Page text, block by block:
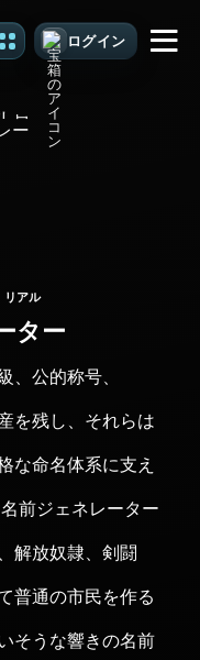
レード ログイン
リアル
ター
公的称号、
を残し、それらは
な命名体系に支え
前ジェネレーター
解放奴隷、剣闘
普通の市民を作る
そうな響きの名前